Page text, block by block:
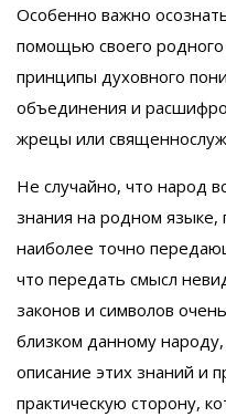
Особенно важно
помощью своего
принципы духовного
объединения и
жрецы или
Не случайно, что народ
знания на родном языке,
наиболее точно
что передать смысл
законов и символов
близком данному
описание этих знаний и
практическую сторону,